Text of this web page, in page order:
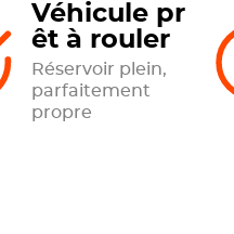
Véhicule pr
êt à rouler
Réservoir plein,
parfaitement
propre